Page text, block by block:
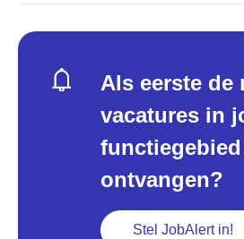
Als eerste de
vacatures in
functiegebied
ontvangen?
Stel JobAlert in!